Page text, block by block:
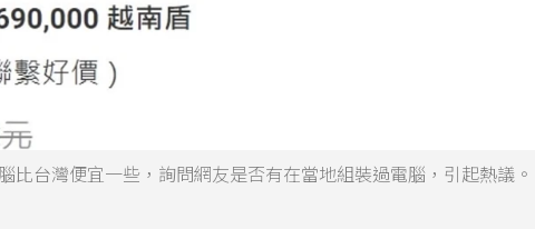
比台灣便宜一些，詢問網友是否有在當地組裝過電腦，引起熱議